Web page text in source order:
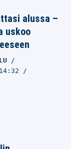
alussa –
uskoo